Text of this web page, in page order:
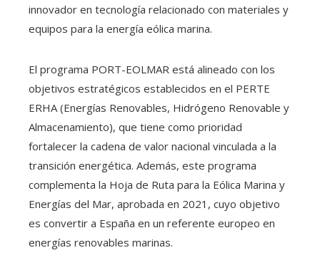
innovador en tecnología relacionado con materiales y
equipos para la energía eólica marina.
El programa PORT-EOLMAR está alineado con los
objetivos estratégicos establecidos en el PERTE
ERHA (Energías Renovables, Hidrógeno Renovable y
Almacenamiento), que tiene como prioridad
fortalecer la cadena de valor nacional vinculada a la
transición energética. Además, este programa
complementa la Hoja de Ruta para la Eólica Marina y
Energías del Mar, aprobada en 2021, cuyo objetivo
es convertir a España en un referente europeo en
energías renovables marinas.